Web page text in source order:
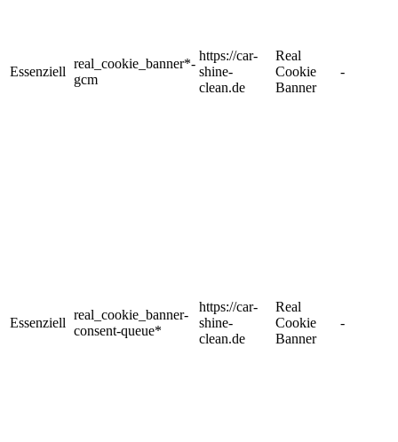
Essenziell
real_cookie_banner*-
gcm
https://car-
shine-
clean.de
Real
Cookie
Banner
-
Essenziell
real_cookie_banner-
consent-queue*
https://car-
shine-
clean.de
Real
Cookie
Banner
-